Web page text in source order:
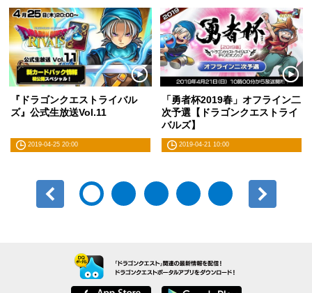
『ドラゴンクエストライバル
ズ』公式生放送Vol.11
2019-04-25 20:00
「勇者杯2019春」オフライン二
次予選【ドラゴンクエストライ
バルズ】
2019-04-21 10:00
前へ